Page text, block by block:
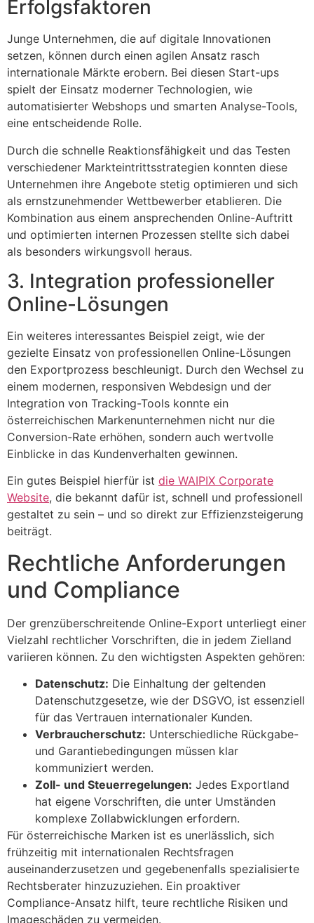
Erfolgsfaktoren
Junge Unternehmen, die auf digitale Innovationen
setzen, können durch einen agilen Ansatz rasch
internationale Märkte erobern. Bei diesen Start-ups
spielt der Einsatz moderner Technologien, wie
automatisierter Webshops und smarten Analyse-Tools,
eine entscheidende Rolle.
Durch die schnelle Reaktionsfähigkeit und das Testen
verschiedener Markteintrittsstrategien konnten diese
Unternehmen ihre Angebote stetig optimieren und sich
als ernstzunehmender Wettbewerber etablieren. Die
Kombination aus einem ansprechenden Online-Auftritt
und optimierten internen Prozessen stellte sich dabei
als besonders wirkungsvoll heraus.
3. Integration professioneller
Online-Lösungen
Ein weiteres interessantes Beispiel zeigt, wie der
gezielte Einsatz von professionellen Online-Lösungen
den Exportprozess beschleunigt. Durch den Wechsel zu
einem modernen, responsiven Webdesign und der
Integration von Tracking-Tools konnte ein
österreichischen Markenunternehmen nicht nur die
Conversion-Rate erhöhen, sondern auch wertvolle
Einblicke in das Kundenverhalten gewinnen.
Ein gutes Beispiel hierfür ist die WAIPIX Corporate
Website, die bekannt dafür ist, schnell und professionell
gestaltet zu sein – und so direkt zur Effizienzsteigerung
beiträgt.
Rechtliche Anforderungen
und Compliance
Der grenzüberschreitende Online-Export unterliegt einer
Vielzahl rechtlicher Vorschriften, die in jedem Zielland
variieren können. Zu den wichtigsten Aspekten gehören:
Datenschutz: Die Einhaltung der geltenden
Datenschutzgesetze, wie der DSGVO, ist essenziell
für das Vertrauen internationaler Kunden.
Verbraucherschutz: Unterschiedliche Rückgabe-
und Garantiebedingungen müssen klar
kommuniziert werden.
Zoll- und Steuerregelungen: Jedes Exportland
hat eigene Vorschriften, die unter Umständen
komplexe Zollabwicklungen erfordern.
Für österreichische Marken ist es unerlässlich, sich
frühzeitig mit internationalen Rechtsfragen
auseinanderzusetzen und gegebenenfalls spezialisierte
Rechtsberater hinzuzuziehen. Ein proaktiver
Compliance-Ansatz hilft, teure rechtliche Risiken und
Imageschäden zu vermeiden.